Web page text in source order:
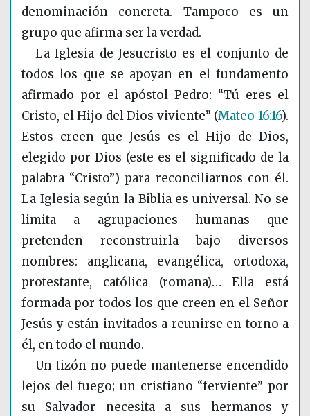
denominación concreta. Tampoco es un
grupo que afirma ser la verdad.
La Iglesia de Jesucristo es el conjunto de
todos los que se apoyan en el fundamento
afirmado por el apóstol Pedro: “Tú eres el
Cristo, el Hijo del Dios viviente” (Mateo 16:16).
Estos creen que Jesús es el Hijo de Dios,
elegido por Dios (este es el significado de la
palabra “Cristo”) para reconciliarnos con él.
La Iglesia según la Biblia es universal. No se
limita a agrupaciones humanas que
pretenden reconstruirla bajo diversos
nombres: anglicana, evangélica, ortodoxa,
protestante, católica (romana)… Ella está
formada por todos los que creen en el Señor
Jesús y están invitados a reunirse en torno a
él, en todo el mundo.
Un tizón no puede mantenerse encendido
lejos del fuego; un cristiano “ferviente” por
su Salvador necesita a sus hermanos y